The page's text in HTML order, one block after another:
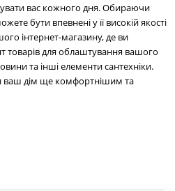
вас кожного дня. Обираючи
бути впевнені у її високій якості
інтернет-магазину, де ви
товарів для облаштування вашого
та інші елементи сантехніки.
дім ще комфортнішим та